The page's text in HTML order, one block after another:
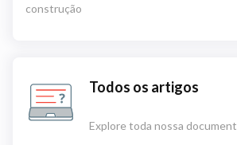
construção
Todos os artigos
Explore toda nossa